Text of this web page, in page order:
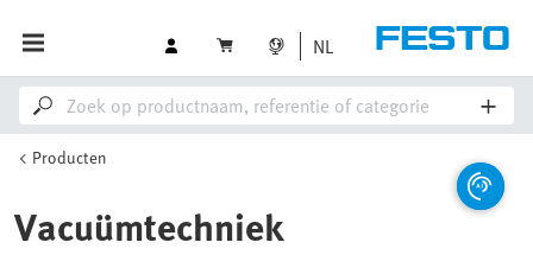
NL
Producten
Vacuümtechniek